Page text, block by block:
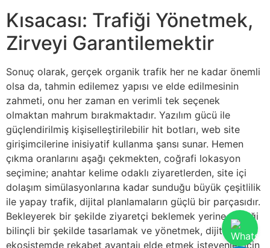
Kısacası: Trafiği Yönetmek,
Zirveyi Garantilemektir
Sonuç olarak, gerçek organik trafik her ne kadar önemli
olsa da, tahmin edilemez yapısı ve elde edilmesinin
zahmeti, onu her zaman en verimli tek seçenek
olmaktan mahrum bırakmaktadır. Yazılım gücü ile
güçlendirilmiş kişiselleştirilebilir hit botları, web site
girişimcilerine inisiyatif kullanma şansı sunar. Hemen
çıkma oranlarını aşağı çekmekten, coğrafi lokasyon
seçimine; anahtar kelime odaklı ziyaretlerden, site içi
dolaşım simülasyonlarına kadar sunduğu büyük çeşitlilik
ile yapay trafik, dijital planlamaların güçlü bir parçasıdır.
Bekleyerek bir şekilde ziyaretçi beklemek yerine, trafiği
bilinçli bir şekilde tasarlamak ve yönetmek, dijital
ekosistemde rekabet avantajı elde etmek isteyenler için